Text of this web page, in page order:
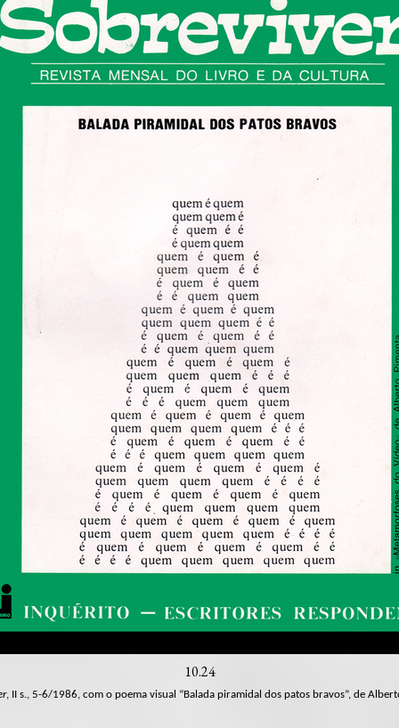
10.24
, II s., 5-6/1986, com o poema visual “Balada piramidal dos patos bravos”, de